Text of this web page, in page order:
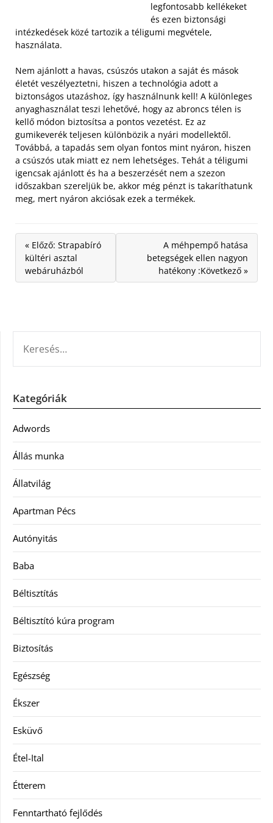
legfontosabb kellékeket
és ezen biztonsági
intézkedések közé tartozik a téligumi megvétele,
használata.
Nem ajánlott a havas, csúszós utakon a saját és mások
életét veszélyeztetni, hiszen a technológia adott a
biztonságos utazáshoz, így használnunk kell! A különleges
anyaghasználat teszi lehetővé, hogy az abroncs télen is
kellő módon biztosítsa a pontos vezetést. Ez az
gumikeverék teljesen különbözik a nyári modellektől.
Továbbá, a tapadás sem olyan fontos mint nyáron, hiszen
a csúszós utak miatt ez nem lehetséges. Tehát a téligumi
igencsak ajánlott és ha a beszerzését nem a szezon
időszakban szereljük be, akkor még pénzt is takaríthatunk
meg, mert nyáron akciósak ezek a termékek.
« Előző: Strapabíró
kültéri asztal
webáruházból
A méhpempő hatása
betegségek ellen nagyon
hatékony :Következő »
Kategóriák
Adwords
Állás munka
Állatvilág
Apartman Pécs
Autónyitás
Baba
Béltisztítás
Béltisztító kúra program
Biztosítás
Egészség
Ékszer
Esküvő
Étel-Ital
Étterem
Fenntartható fejlődés